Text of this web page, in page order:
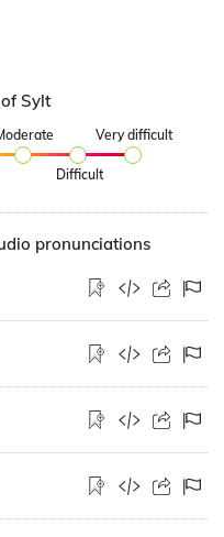
Sylt
Difficult
Very difficult
pronunciations